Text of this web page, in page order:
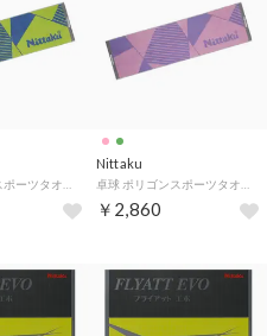
Nittaku
￥2,860